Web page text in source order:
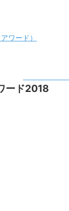
ワード）
ード2018